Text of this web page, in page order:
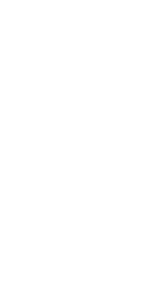
Vor-Ort-
–
–
nicht
und Liquidation
Prozess,